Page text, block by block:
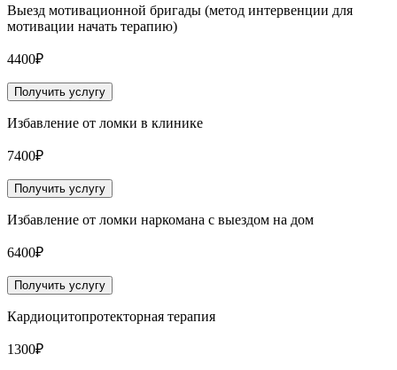
Выезд мотивационной бригады (метод интервенции для
мотивации начать терапию)
4400₽
Получить услугу
Избавление от ломки в клинике
7400₽
Получить услугу
Избавление от ломки наркомана с выездом на дом
6400₽
Получить услугу
Кардиоцитопротекторная терапия
1300₽